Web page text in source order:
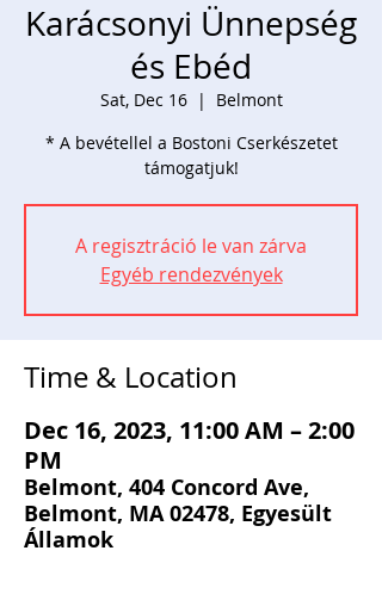
Karácsonyi Ünnepség
és Ebéd
Sat, Dec 16
  |
Belmont
* A bevétellel a Bostoni Cserkészetet
támogatjuk!
A regisztráció le van zárva
Egyéb rendezvények
Time & Location
Dec 16, 2023, 11:00 AM – 2:00
PM
Belmont, 404 Concord Ave,
Belmont, MA 02478, Egyesült
Államok